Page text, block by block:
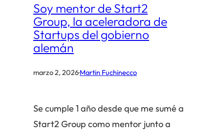
Soy mentor de Start2
Group, la aceleradora de
Startups del gobierno
alemán
marzo 2, 2026·Martin Fuchinecco
Se cumple 1 año desde que me sumé a
Start2 Group como mentor junto a